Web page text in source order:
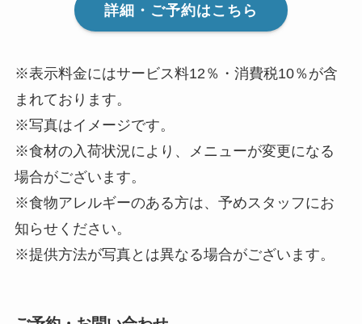
詳細・ご予約はこちら
※表示料金にはサービス料12％・消費税10％が含
まれております。
※写真はイメージです。
※食材の入荷状況により、メニューが変更になる
場合がございます。
※食物アレルギーのある方は、予めスタッフにお
知らせください。
※提供方法が写真とは異なる場合がございます。